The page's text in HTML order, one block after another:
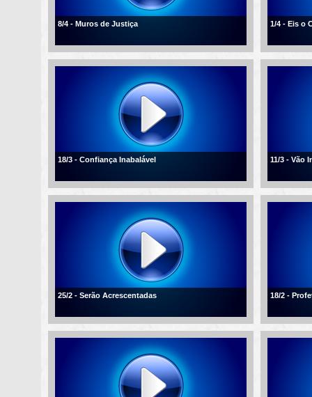
8/4 - Muros de Justiça 1/4 - Eis o
18/3 - Confiança Inabalável 11/3 - Vão
25/2 - Serão Acrescentadas 18/2 -